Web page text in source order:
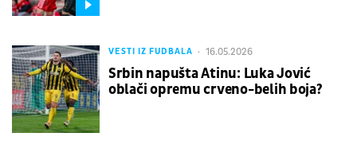
VESTI IZ FUDBALA 16.05.2026
Srbin napušta Atinu: Luka Jović
oblači opremu crveno-belih boja?